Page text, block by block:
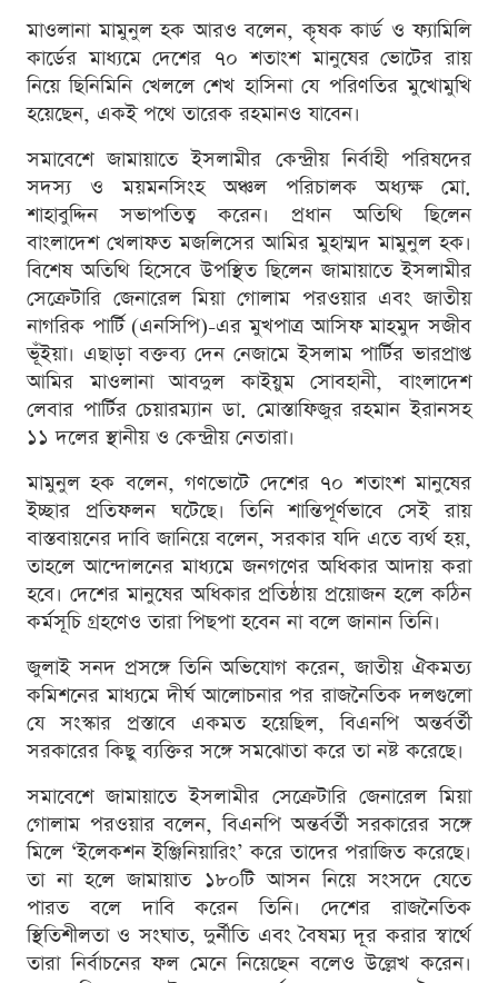
মাওলানা মামুনুল হক আরও বলেন, কৃষক কার্ড ও ফ্যামিলি
কার্ডের মাধ্যমে দেশের ৭০ শতাংশ মানুষের ভোটের রায়
নিয়ে ছিনিমিনি খেললে শেখ হাসিনা যে পরিণতির মুখোমুখি
হয়েছেন, একই পথে তারেক রহমানও যাবেন।
সমাবেশে জামায়াতে ইসলামীর কেন্দ্রীয় নির্বাহী পরিষদের
সদস্য ও ময়মনসিংহ অঞ্চল পরিচালক অধ্যক্ষ মো.
শাহাবুদ্দিন সভাপতিত্ব করেন। প্রধান অতিথি ছিলেন
বাংলাদেশ খেলাফত মজলিসের আমির মুহাম্মদ মামুনুল হক।
বিশেষ অতিথি হিসেবে উপস্থিত ছিলেন জামায়াতে ইসলামীর
সেক্রেটারি জেনারেল মিয়া গোলাম পরওয়ার এবং জাতীয়
নাগরিক পার্টি (এনসিপি)-এর মুখপাত্র আসিফ মাহমুদ সজীব
ভূঁইয়া। এছাড়া বক্তব্য দেন নেজামে ইসলাম পার্টির ভারপ্রাপ্ত
আমির মাওলানা আবদুল কাইয়ুম সোবহানী, বাংলাদেশ
লেবার পার্টির চেয়ারম্যান ডা. মোস্তাফিজুর রহমান ইরানসহ
১১ দলের স্থানীয় ও কেন্দ্রীয় নেতারা।
মামুনুল হক বলেন, গণভোটে দেশের ৭০ শতাংশ মানুষের
ইচ্ছার প্রতিফলন ঘটেছে। তিনি শান্তিপূর্ণভাবে সেই রায়
বাস্তবায়নের দাবি জানিয়ে বলেন, সরকার যদি এতে ব্যর্থ হয়,
তাহলে আন্দোলনের মাধ্যমে জনগণের অধিকার আদায় করা
হবে। দেশের মানুষের অধিকার প্রতিষ্ঠায় প্রয়োজন হলে কঠিন
কর্মসূচি গ্রহণেও তারা পিছপা হবেন না বলে জানান তিনি।
জুলাই সনদ প্রসঙ্গে তিনি অভিযোগ করেন, জাতীয় ঐকমত্য
কমিশনের মাধ্যমে দীর্ঘ আলোচনার পর রাজনৈতিক দলগুলো
যে সংস্কার প্রস্তাবে একমত হয়েছিল, বিএনপি অন্তর্বর্তী
সরকারের কিছু ব্যক্তির সঙ্গে সমঝোতা করে তা নষ্ট করেছে।
সমাবেশে জামায়াতে ইসলামীর সেক্রেটারি জেনারেল মিয়া
গোলাম পরওয়ার বলেন, বিএনপি অন্তর্বর্তী সরকারের সঙ্গে
মিলে ‘ইলেকশন ইঞ্জিনিয়ারিং’ করে তাদের পরাজিত করেছে।
তা না হলে জামায়াত ১৮০টি আসন নিয়ে সংসদে যেতে
পারত বলে দাবি করেন তিনি। দেশের রাজনৈতিক
স্থিতিশীলতা ও সংঘাত, দুর্নীতি এবং বৈষম্য দূর করার স্বার্থে
তারা নির্বাচনের ফল মেনে নিয়েছেন বলেও উল্লেখ করেন।